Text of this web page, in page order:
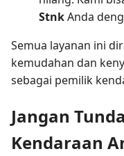
StnkAnda
Semua layanan ini
kemudahan dan
sebagai pemilik
Jangan
Kendaraan